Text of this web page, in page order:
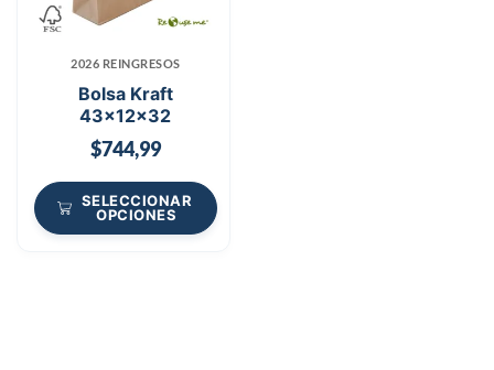
2026 REINGRESOS
Bolsa Kraft
43x12x32
$744,99
SELECCIONAR
OPCIONES